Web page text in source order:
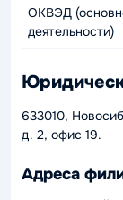
ОКВЭД
деятельности)
633010,
д. 2, офис 19.
Адреса